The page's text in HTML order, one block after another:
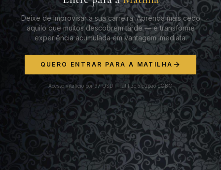
Deixe de improvisar a sua carreira. Aprenda mais cedo
aquilo que muitos descobrem tarde — e transforme
experiência acumulada em vantagem imediata.
QUERO ENTRAR PARA A MATILHA
Acesso vitalício por 97 USD — utilize o cupão LOBO